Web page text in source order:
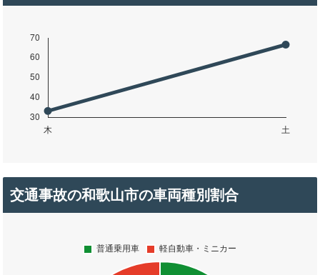
交通事故の和歌山市の車両種別割合